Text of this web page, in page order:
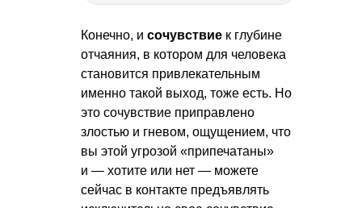
Конечно, и сочувствие к глубине
отчаяния, в котором для человека
становится привлекательным
именно такой выход, тоже есть. Но
это сочувствие приправлено
злостью и гневом, ощущением, что
вы этой угрозой «припечатаны»
и — хотите или нет — можете
сейчас в контакте предъявлять